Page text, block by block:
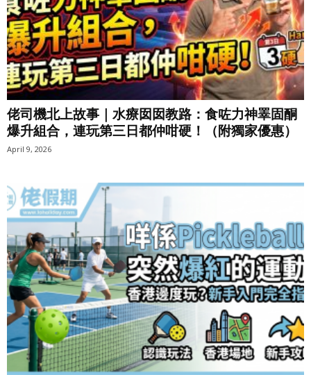
佬司機北上故事｜水療囡囡教路：食咗力神睪固酮
爆升組合，連玩第三日都仲咁硬！（附獨家優惠）
April 9, 2026